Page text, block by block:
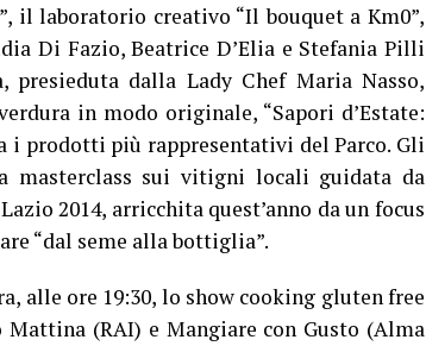
il laboratorio creativo “Il bouquet a Km0”,
Di Fazio, Beatrice D’Elia e Stefania Pilli
presieduta dalla Lady Chef Maria Nasso,
in modo originale, “Sapori d’Estate:
i prodotti più rappresentativi del Parco. Gli
masterclass sui vitigni locali guidata da
2014, arricchita quest’anno da un focus
“dal seme alla bottiglia”.
alle ore 19:30, lo show cooking gluten free
(RAI) e Mangiare con Gusto (Alma